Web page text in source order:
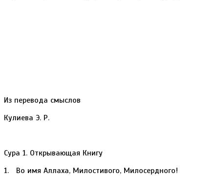
Из перевода смыслов
Кулиева Э. Р.
Сура 1. Открывающая Книгу
1. Во имя Аллаха, Милостивого, Милосердного!